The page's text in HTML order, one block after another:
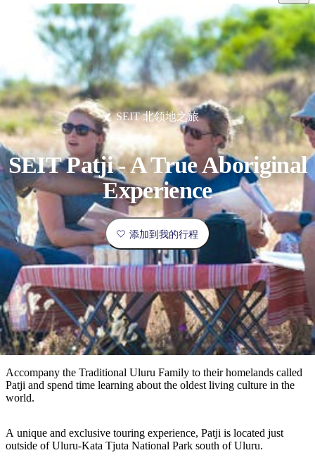
主
导
航
景
点
最
受
欢
迎
目
的
地
内
陆
和
户
外
地
区
达
尔
文
爱
丽
斯
泉
乌
鲁
卡
杜
国
家
公
李
治
菲
特
国
家
公
园
瓦
塔
卡
国
家
公
园
提
维
群
岛
东
阿
纳
姆
地
马
塔
兰
卡
温
泉
尼
特
米
鲁
克
国
家
公
卡
鲁
卡
鲁
/
鬼
大
理
石
护
区
马
古
瀑
布
茨
奥
里
查
西
麦
克
唐
纳
国
家
公
园
活
动
体
验
旅
行
者
类
型
精
选
榜
单
民
文
化
体
验
美
食
攻
略
节
庆
与
动
户
外
和
探
自
然
和
野
生
动
植
物
历
史
和
遗
产
钓
鱼
高
端
旅
游
露
营
和
豪
华
野
旅
行
灵
规
划
您
的
行
规
划
和
预
订
实
用
信
息
划
工
住
宿
陪
同
旅
程
租
车
和
通
SEIT 北领地之旅
SEIT Patji - A True Aboriginal
Experience
添加到我的行程
Accompany the Traditional Uluru Family to their homelands called
Patji and spend time learning about the oldest living culture in the
world.
A unique and exclusive touring experience, Patji is located just
outside of Uluru-Kata Tjuta National Park south of Uluru.